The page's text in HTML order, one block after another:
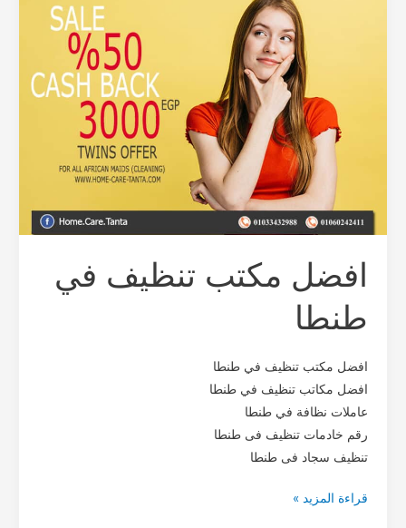
افضل مكتب تنظيف في
طنطا
افضل مكتب تنظيف في طنطا
افضل مكاتب تنظيف في طنطا
عاملات نظافة في طنطا
رقم خادمات تنظيف فى طنطا
‏تنظيف سجاد فى طنطا
قراءة المزيد »